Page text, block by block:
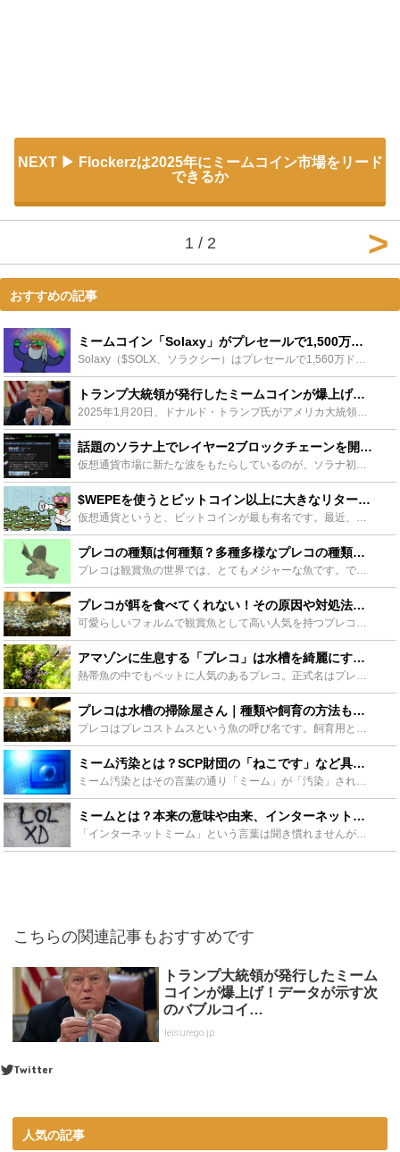
NEXT
Flockerzは2025年にミームコイン市場をリード
できるか
1 / 2
おすすめの記事
ミームコイン「Solaxy」がプレセールで1,500万ドル以上の調達に成功、トランプコインで浮上したソラナの取引問題点を解決するレイヤー2が話題に【PR】 - Leisurego(レジャーゴー)
Solaxy（$SOLX、ソラクシー）はプレセールで1,560万ドル（約23億円）の調達に成功しました！ Solanaブロックチェーンのさらなる進化を目指しており、Solana初のLayer-2ソリ...
トランプ大統領が発行したミームコインが爆上げ！データが示す次のバブルコインは？【PR】 - Leisurego(レジャーゴー)
2025年1月20日、ドナルド・トランプ氏がアメリカ大統領に就任しました。彼は仮想通貨に好意的な人物として知られており、仮想通貨業界の人々にとっては待ちに待った日でもあります。 トランプ氏が大統領に...
話題のソラナ上でレイヤー2ブロックチェーンを開発するSolaxy！プレセールは早くも1,000万ドルに到達【PR】 - Leisurego(レジャーゴー)
仮想通貨市場に新たな波をもたらしているのが、ソラナ初のレイヤー2ソリューション「Solaxy（$SOLX、ソラクシー）」と呼ばれるプロジェクトです。Solaxyは、プレセール開始からわずか1ヶ月足ら...
$WEPEを使うとビットコイン以上に大きなリターンを得られる？いま話題の仮想通貨「Wall Street Pepe」とは【PR】 - Leisurego(レジャーゴー)
仮想通貨というと、ビットコインが最も有名です。最近、ビットコインの価格が10万ドルを突破したことは、仮想通貨投資家のみならずテレビニュースなどを通じて多くの人々に届けられました。 しかし仮想通貨には...
プレコの種類は何種類？多種多様なプレコの種類＆飼育方法をご紹介します！ - Leisurego(レジャーゴー)
プレコは観賞魚の世界では、とてもメジャーな魚です。ですが、このプレコについて、どのくらい知っているでしょうか。プレコは種類だけでも凄い数の種類があります。体の模様や体の大きさ、さらには、習性まで様々...
プレコが餌を食べてくれない！その原因や対処法をご紹介！ - Leisurego(レジャーゴー)
可愛らしいフォルムで観賞魚として高い人気を持つプレコ。なぜか餌を食べてくれない！なんてお困りではないですか？実は餌を食べずに死んでしまうプレコはとても多いんです。この記事ではプレコが餌を食べない原因...
アマゾンに生息する「プレコ」は水槽を綺麗にするお掃除屋さん｜生態や飼育方法をご紹介｜ - Leisurego(レジャーゴー)
熱帯魚の中でもペットに人気のあるプレコ。正式名はプレコストムスと言います。近縁の亜種になっている数種類の魚もプレコと呼ばれているので、プレコの数はとても多いです。そんなプレコの生態や飼育方法をご紹介...
プレコは水槽の掃除屋さん｜種類や飼育の方法もご紹介 - Leisurego(レジャーゴー)
プレコはプレコストムスという魚の呼び名です。飼育用として広く知られていて、水槽の掃除屋さんと言われています。そんなプレコにはたくさんの種類があり、見た目や大きさも様々です。この記事ではプレコの種類や...
ミーム汚染とは？SCP財団の「ねこです」など具体例でわかりやすく解説！ - Leisurego(レジャーゴー)
ミーム汚染とはその言葉の通り「ミーム」が「汚染」されることを表しているのですが、具体的にどういった意味を持っているかご存知ですか？簡潔にいうと「常識が書き換えられること」を意味している言葉、ミーム汚...
ミームとは？本来の意味や由来、インターネットミームの画像も！ - Leisurego(レジャーゴー)
「インターネットミーム」という言葉は聞き慣れませんが、海外では人気のコンテンツが日々誕生している分野です。本来はある種の遺伝子の情報などを指す言葉なのですが、ここではネット上の面白画像を指すコンテン...
こちらの関連記事もおすすめです
トランプ大統領が発行したミーム
コインが爆上げ！データが示す次
のバブルコイ…
leisurego.jp
Twitter
人気の記事